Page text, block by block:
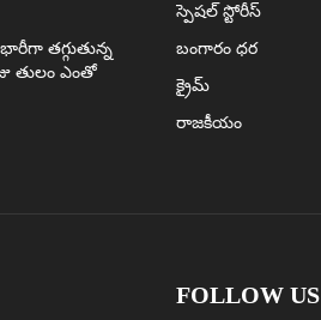
భారీగా తగ్గుతున్న
తులం ఎంతో
స్పెషల్ స్టోరీస్
బంగారం ధర
క్రైమ్
రాజకీయం
FOLLOW US